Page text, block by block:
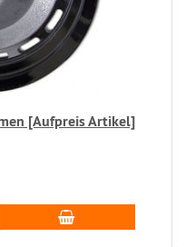
[Aufpreis Artikel]